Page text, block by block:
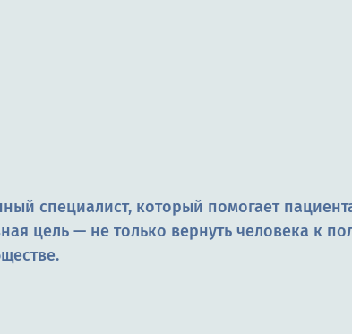
специалист, который помогает
цель — не только вернуть человека к